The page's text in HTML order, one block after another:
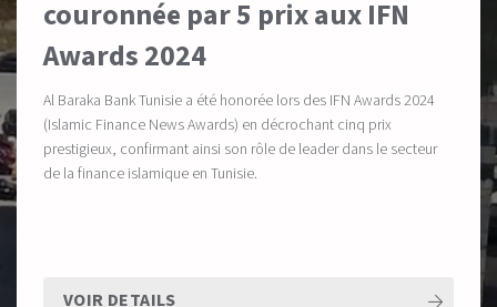
couronnée par 5 prix aux IFN
Awards 2024
Al Baraka Bank Tunisie a été honorée lors des IFN Awards 2024
(Islamic Finance News Awards) en décrochant cinq prix
prestigieux, confirmant ainsi son rôle de leader dans le secteur
de la finance islamique en Tunisie.
VOIR DETAILS